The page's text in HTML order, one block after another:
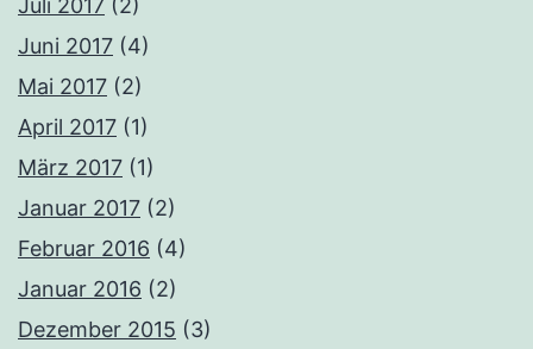
Juli 2017 (2)
Juni 2017 (4)
Mai 2017 (2)
April 2017 (1)
März 2017 (1)
Januar 2017 (2)
Februar 2016 (4)
Januar 2016 (2)
Dezember 2015 (3)